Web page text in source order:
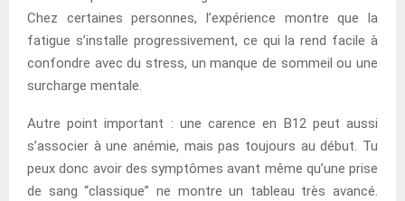
Chez certaines personnes, l’expérience montre que la
fatigue s’installe progressivement, ce qui la rend facile à
confondre avec du stress, un manque de sommeil ou une
surcharge mentale.
Autre point important : une carence en B12 peut aussi
s’associer à une anémie, mais pas toujours au début. Tu
peux donc avoir des symptômes avant même qu’une prise
de sang “classique” ne montre un tableau très avancé.